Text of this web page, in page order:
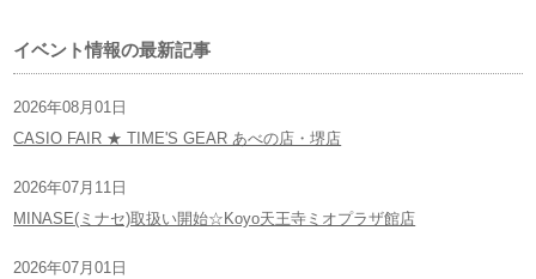
イベント情報の最新記事
2026年08月01日
CASIO FAIR ★ TIME'S GEAR あべの店・堺店
2026年07月11日
MINASE(ミナセ)取扱い開始☆Koyo天王寺ミオプラザ館店
2026年07月01日